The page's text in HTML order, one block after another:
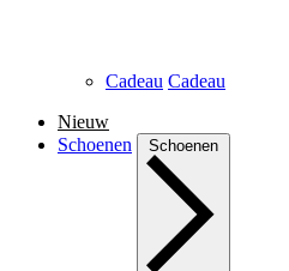
Cadeau Cadeau
Nieuw
Schoenen
Schoenen